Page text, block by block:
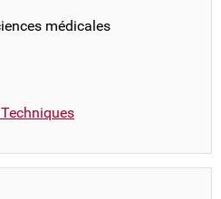
médicales